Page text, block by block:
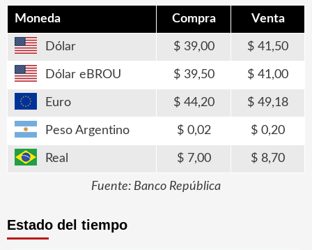
Moneda Compra Venta
Dólar 39,00 41,50
Dólar eBROU 39,50 41,00
Euro 44,20 49,18
Peso Argentino 0,02 0,20
Real 7,00 8,70
Fuente: Banco República
Estado del tiempo